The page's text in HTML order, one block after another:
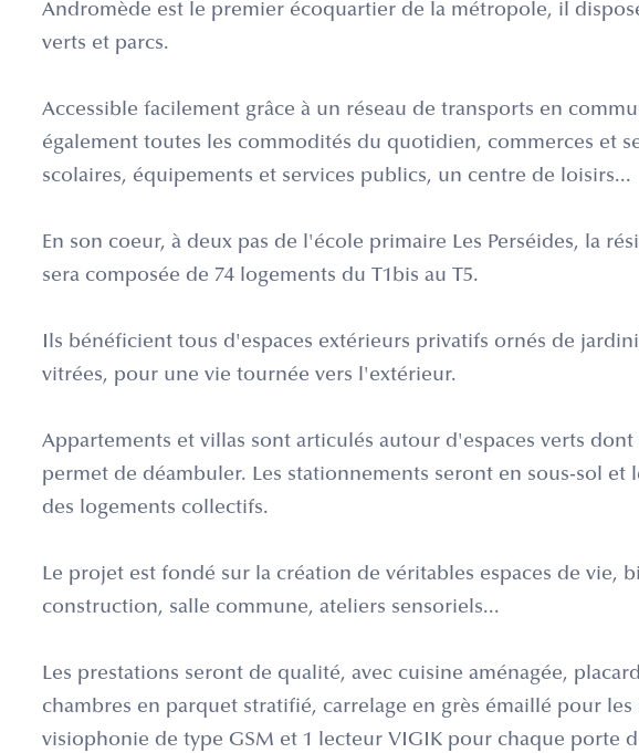
Andromède est le premier écoquartier de la métropole, il
verts et parcs.
Accessible facilement grâce à un réseau de transports en
également toutes les commodités du quotidien, commerces et
scolaires, équipements et services publics, un centre de loisirs...
En son coeur, à deux pas de l'école primaire Les Perséides, la
sera composée de 74 logements du T1bis au T5.
Ils bénéficient tous d'espaces extérieurs privatifs ornés de
vitrées, pour une vie tournée vers l'extérieur.
Appartements et villas sont articulés autour d'espaces verts
permet de déambuler. Les stationnements seront en sous-sol et
des logements collectifs.
Le projet est fondé sur la création de véritables espaces de vie,
construction, salle commune, ateliers sensoriels...
Les prestations seront de qualité, avec cuisine aménagée,
chambres en parquet stratifié, carrelage en grès émaillé pour
visiophonie de type GSM et 1 lecteur VIGIK pour chaque porte